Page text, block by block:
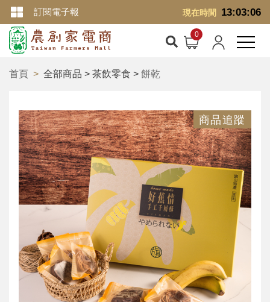
現在時間 13:03:06
訂閱電子報
首頁 全部商品 > 茶飲零食 > 餅乾
商品追蹤